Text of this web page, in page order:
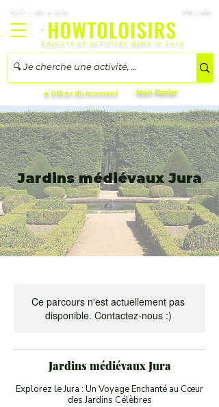
FR | EN
Séjours et activités dans le Jura
Mon Panier
🔥 Offres du moment
Jardins médiévaux Jura
Ce parcours n'est actuellement pas
disponible. Contactez-nous :)
Jardins médiévaux Jura
Explorez le Jura : Un Voyage Enchanté au Cœur
des Jardins Célèbres